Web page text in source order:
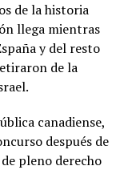
de la historia
llega mientras
y del resto
de la
canadiense,
después de
pleno derecho